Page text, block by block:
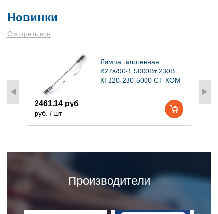
Новинки
Смотреть все
Лампа галогенная
K27s/96-1 5000Вт 230В
КГ220-230-5000 СТ-КОМ
2461.14 руб
руб. / шт
Производители